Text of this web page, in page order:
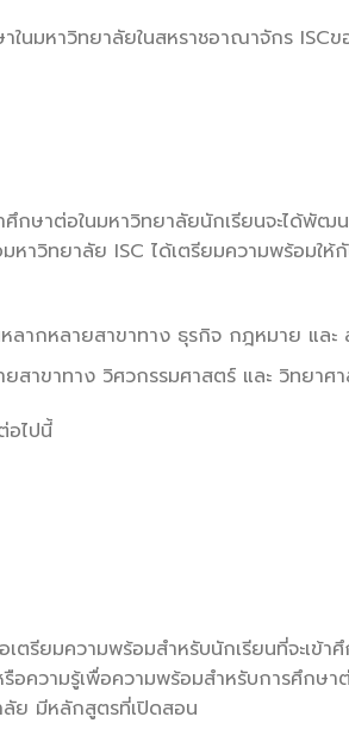
มหาวิทยาลัยในสหราชอาณาจักร ISCขอ
กษาต่อในมหาวิทยาลัยนักเรียนจะได้พัฒ
าวิทยาลัย ISC ได้เตรียมความพร้อมใ
ลากหลายสาขาทาง ธุรกิจ กฎหมาย และ
สาขาทาง วิศวกรรมศาสตร์ และ วิทยาศ
อไปนี้
ตรียมความพร้อมสำหรับนักเรียนที่จะเข้
อความรู้เพื่อความพร้อมสำหรับการศึกษ
ย มีหลักสูตรที่เปิดสอน